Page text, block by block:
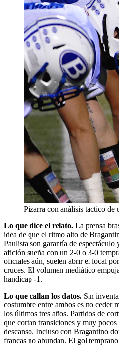
Pizarra con análisis táctico de
Lo que dice el relato. La prensa
idea de que el ritmo alto de
Paulista son garantía de
afición sueña con un 2-0 o 3-0
oficiales aún, suelen abrir el local
cruces. El volumen mediático
handicap -1.
Lo que callan los datos. Sin
costumbre entre ambos es no ceder
los últimos tres años. Partidos de
que cortan transiciones y muy pocos
descanso. Incluso con Bragantino
francas no abundan. El gol